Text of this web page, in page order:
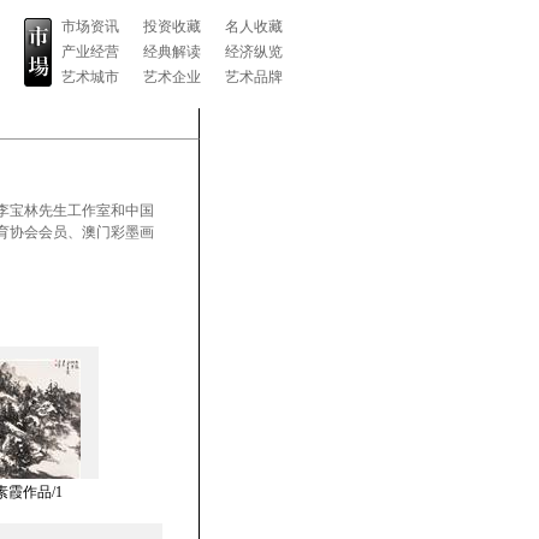
市场资讯
产业经营
艺术城市
投资收藏
经典解读
艺术企业
名人收藏
经济纵览
艺术品牌
宝林先生工作室和中国
协会会员、澳门彩墨画
霞作品/1